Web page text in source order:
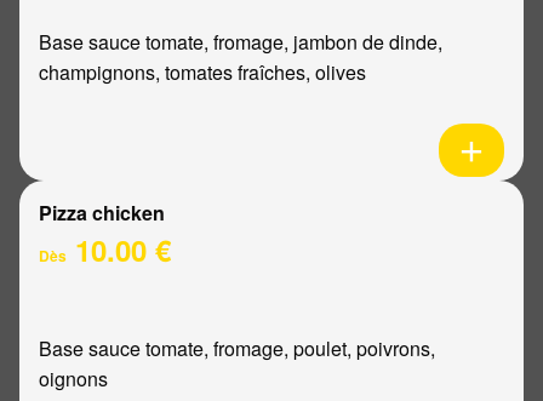
Base sauce tomate, fromage, jambon de dinde,
champignons, tomates fraîches, olives
Pizza chicken
Dès 10.00 €
Base sauce tomate, fromage, poulet, poivrons,
oignons